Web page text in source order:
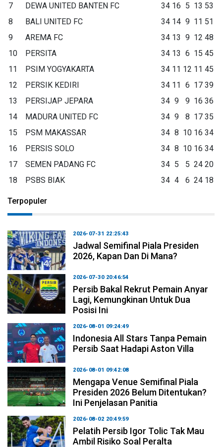
7
DEWA UNITED BANTEN FC 34 16 5 13 53
8
BALI UNITED FC 34 14 9 11 51
9
AREMA FC 34 13 9 12 48
10
PERSITA 34 13 6 15 45
11
PSIM YOGYAKARTA 34 11 12 11 45
12
PERSIK KEDIRI 34 11 6 17 39
13
PERSIJAP JEPARA 34 9 9 16 36
14
MADURA UNITED FC 34 9 8 17 35
15
PSM MAKASSAR 34 8 10 16 34
16
PERSIS SOLO 34 8 10 16 34
17
SEMEN PADANG FC 34 5 5 24 20
18
PSBS BIAK 34 4 6 24 18
Terpopuler
2026-07-31 22:25:43
Jadwal Semifinal Piala Presiden
2026, Kapan Dan Di Mana?
2026-07-30 20:46:54
Persib Bakal Rekrut Pemain Anyar
Lagi, Kemungkinan Untuk Dua
Posisi Ini
2026-08-01 09:24:49
Indonesia All Stars Tanpa Pemain
Persib Saat Hadapi Aston Villa
2026-08-01 09:42:08
Mengapa Venue Semifinal Piala
Presiden 2026 Belum Ditentukan?
Ini Penjelasan Panitia
2026-08-02 20:49:59
Pelatih Persib Igor Tolic Tak Mau
Ambil Risiko Soal Peralta